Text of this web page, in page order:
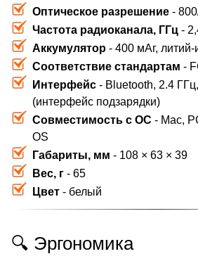
Оптическое разрешение -
Частота радиоканала, ГГц -
Аккумулятор - 400 мАг,
Соответствие стандартам -
Интерфейс - Bluetooth, 2.4
(интерфейс подзарядки)
Совместимость с ОС - Mac,
OS
Габариты, мм - 108 × 63 × 39
Вес, г - 65
Цвет - белый
🔍 Эргономика